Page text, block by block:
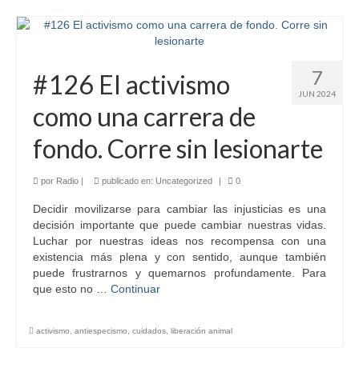
7
JUN 2024
#126 El activismo
como una carrera de
fondo. Corre sin lesionarte
por Radio | publicado en: Uncategorized | 0
Decidir movilizarse para cambiar las injusticias es una
decisión importante que puede cambiar nuestras vidas.
Luchar por nuestras ideas nos recompensa con una
existencia más plena y con sentido, aunque también
puede frustrarnos y quemarnos profundamente. Para
que esto no … Continuar
activismo antiespecismo cuidados liberación animal